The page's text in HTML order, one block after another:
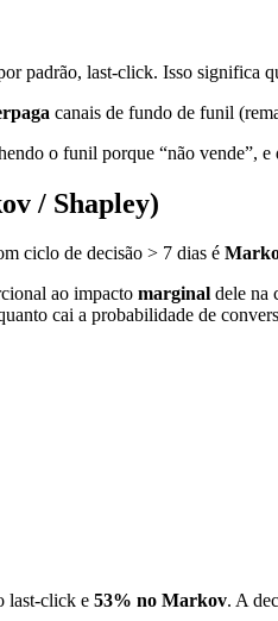
padrão, last-click. Isso significa
canais de fundo de funil
o funil porque “não vende”,
/ Shapley)
ciclo de decisão > 7 dias é
ao impacto marginal dele na
cai a probabilidade de
last-click e 53% no Markov. A